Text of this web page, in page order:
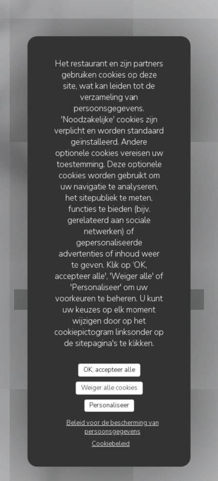
Het restaurant en zijn partners
gebruiken cookies op deze
site, wat kan leiden tot de
verzameling van
persoonsgegevens.
'Noodzakelijke' cookies zijn
verplicht en worden standaard
geïnstalleerd. Andere
optionele cookies vereisen uw
toestemming. Deze optionele
cookies worden gebruikt om
uw navigatie te analyseren,
het sitepubliek te meten,
functies te bieden (bijv.
gerelateerd aan sociale
netwerken) of
gepersonaliseerde
advertenties of inhoud weer
te geven. Klik op 'OK,
accepteer alle', 'Weiger alle' of
'Personaliseer' om uw
voorkeuren te beheren. U kunt
uw keuzes op elk moment
wijzigen door op het
cookiepictogram linksonder op
de sitepagina's te klikken.
OK, accepteer alle
Weiger alle cookies
Personaliseer
Beleid voor de bescherming van
persoonsgegevens
Cookiebeleid
RESTAURANT GASTRONOMIQUE ITALIEN
LUXEMBOURG
Mosconi
RESERVEER EEN TAFEL
MOSCONI